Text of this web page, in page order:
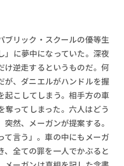
リック・スクールの優等生
」に夢中になっていた。深夜
け逆走するというものだ。何
が、ダニエルがハンドルを握
起こしてしまう。相手方の車
奪ってしまった。六人はどう
然、メーガンが提案する。
て言う」。車の中にもメーガ
、全ての罪を一人でかぶると